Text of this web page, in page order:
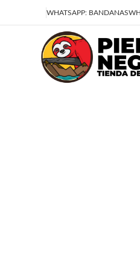
WHATSAPP: BANDANAS
Deja que la montaña sea